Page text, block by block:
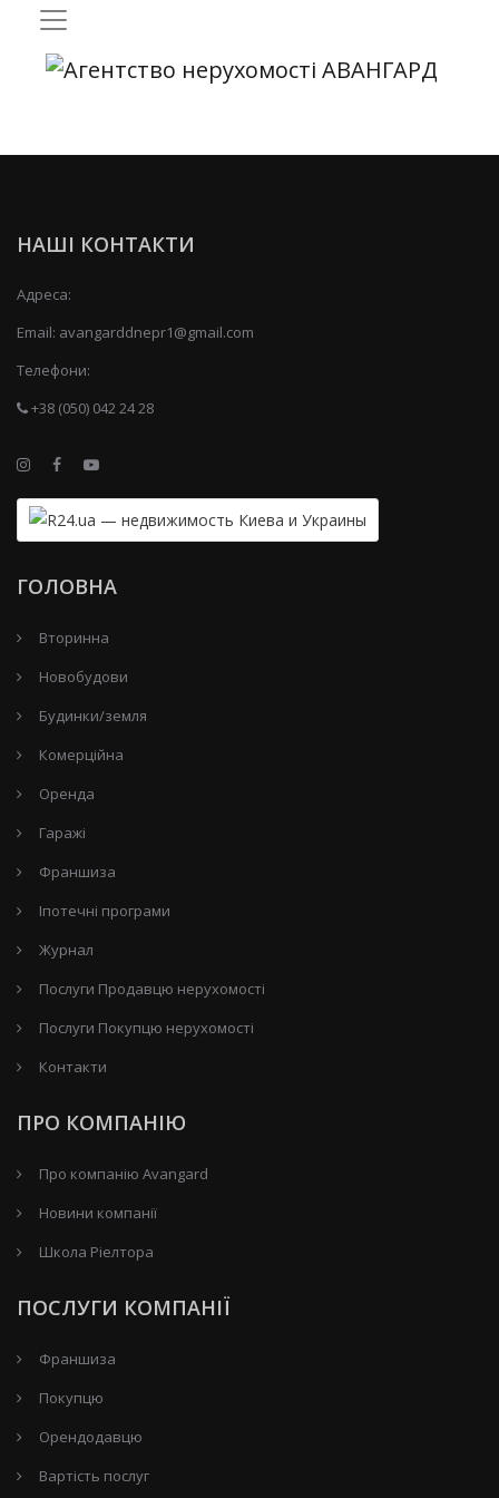
НАШІ КОНТАКТИ
Адреса:
Email: avangarddnepr1@gmail.com
Телефони:
+38 (050) 042 24 28
ГОЛОВНА
Вторинна
Новобудови
Будинки/земля
Комерційна
Оренда
Гаражі
Франшиза
Іпотечні програми
Журнал
Послуги Продавцю нерухомості
Послуги Покупцю нерухомості
Контакти
ПРО КОМПАНІЮ
Про компанію Avangard
Новини компанії
Школа Ріелтора
ПОСЛУГИ КОМПАНІЇ
Франшиза
Покупцю
Орендодавцю
Вартість послуг